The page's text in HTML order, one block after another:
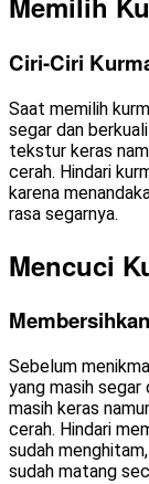
Ciri-Ciri
Saat memilih
segar dan
tekstur keras
cerah. Hindari
karena
rasa segarnya.
Mencuci
Sebelum
yang masih segar
masih keras
cerah. Hindari
sudah
sudah matang